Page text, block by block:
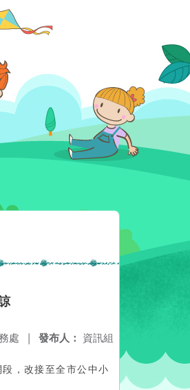
發布人： 資訊組
處 |
，改接至全市公中小